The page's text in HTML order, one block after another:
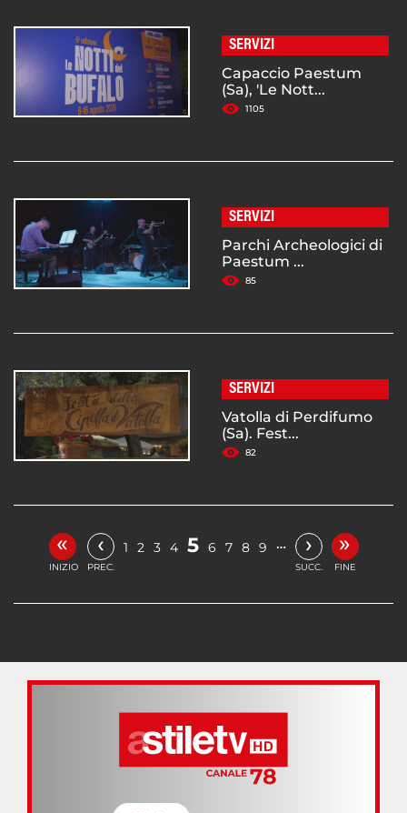
SERVIZI
Capaccio Paestum
(Sa), 'Le Nott...
1105
SERVIZI
Parchi Archeologici di
Paestum ...
85
SERVIZI
Vatolla di Perdifumo
(Sa). Fest...
82
«
INIZIO
‹
PREC.
1 2 3 4 5 6 7 8 9 … ›
SUCC.
»
FINE